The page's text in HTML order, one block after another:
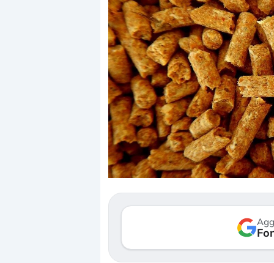
Dalle valutazioni
correzione. Cosa sta
repricing degli asset?
3 agosto 2026